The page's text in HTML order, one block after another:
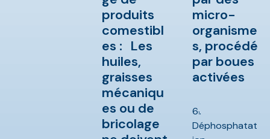
produits
comestibl
es : Les
huiles,
graisses
mécaniqu
es ou de
bricolage
micro-
organisme
s, procédé
par boues
activées
61.
Déphosphatat